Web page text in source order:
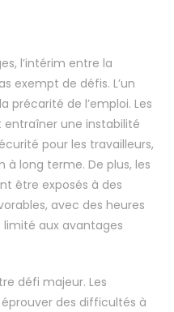
l’intérim entre la
exempt de défis. L’un
précarité de l’emploi. Les
une instabilité
pour les travailleurs,
long terme. De plus, les
être exposés à des
avec des heures
aux avantages
défi majeur. Les
des difficultés à